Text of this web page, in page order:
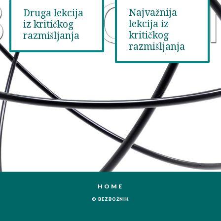
Druga lekcija
iz kritičkog
razmišljanja
Najvažnija
lekcija iz
kritičkog
razmišljanja
HOME
© BEZBOŽNIK